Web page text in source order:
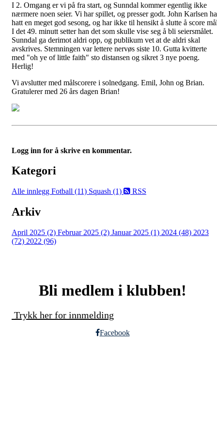
I 2. Omgang er vi på fra start, og Sunndal kommer egentlig ikke
nærmere noen seier. Vi har spillet, og presser godt. John Karlsen
hatt en meget god sesong, og har ikke til hensikt å slutte å score
I det 49. minutt setter han det som skulle vise seg å bli seiersmålet.
Sunndal ga derimot aldri opp, og publikum vet at de aldri skal
avskrives. Stemningen var lettere nervøs siste 10. Gutta kvitterte
med "oh ye of little faith" sto distansen og sikret 3 nye poeng.
Herlig!
Vi avslutter med målscorere i solnedgang. Emil, John og Brian.
Gratulerer med 26 års dagen Brian!
Logg inn for å skrive en kommentar.
Kategori
Alle innlegg Fotball (11) Squash (1) RSS
Arkiv
April 2025 (2) Februar 2025 (2) Januar 2025 (1) 2024 (48) 2023
(72) 2022 (96)
Bli medlem i klubben!
Trykk her for innmelding
Facebook